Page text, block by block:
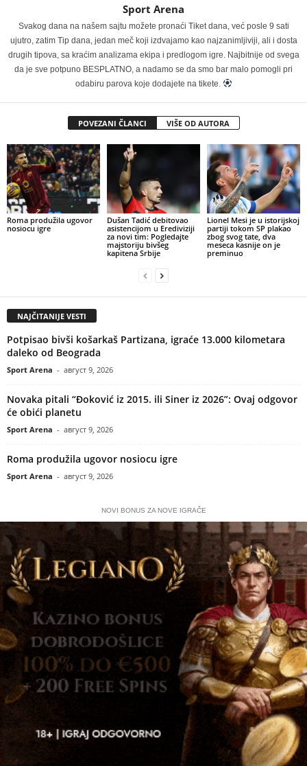
Sport Arena
Svakog dana na našem sajtu možete pronaći Tiket dana, već posle 9 sati
ujutro, zatim Tip dana, jedan meč koji izdvajamo kao najzanimljiviji, ali i dosta
drugih tipova, sa kraćim analizama ekipa i predlogom igre. Najbitnije od svega
da je sve potpuno BESPLATNO, a nadamo se da smo bar malo pomogli pri
odabiru parova koje dodajete na tikete.
POVEZANI ČLANCI VIŠE OD AUTORA
Roma produžila ugovor
nosiocu igre
Dušan Tadić debitovao
asistencijom u Erediviziji
za novi tim: Pogledajte
majstoriju bivšeg
kapitena Srbije
Lionel Mesi je u istorijskoj
partiji tokom SP plakao
zbog svog tate, dva
meseca kasnije on je
preminuo
NAJČITANIJE VESTI
Potpisao bivši košarkaš Partizana, igraće 13.000 kilometara
daleko od Beograda
Sport Arena - август 9, 2026
Novaka pitali “Đoković iz 2015. ili Siner iz 2026”: Ovaj odgovor
će obići planetu
Sport Arena - август 9, 2026
Roma produžila ugovor nosiocu igre
Sport Arena - август 9, 2026
NOVI BONUS ZA NOVE IGRAČE